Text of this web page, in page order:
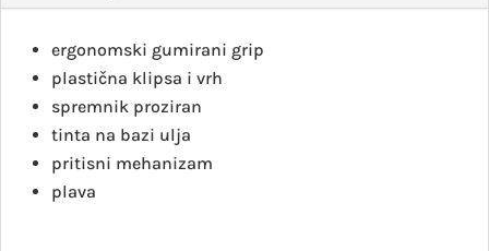
ergonomski gumirani grip
plastična klipsa i vrh
spremnik proziran
tinta na bazi ulja
pritisni mehanizam
plava